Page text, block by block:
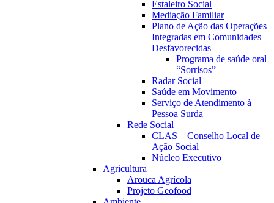
Estaleiro Social
Mediação Familiar
Plano de Ação das Operações
Integradas em Comunidades
Desfavorecidas
Programa de saúde oral
“Sorrisos”
Radar Social
Saúde em Movimento
Serviço de Atendimento à
Pessoa Surda
Rede Social
CLAS – Conselho Local de
Ação Social
Núcleo Executivo
Agricultura
Arouca Agrícola
Projeto Geofood